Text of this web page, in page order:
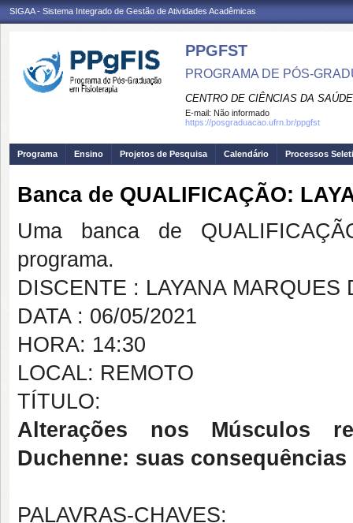
SIGAA - Sistema Integrado de Gestão de Atividades Acadêmicas
PPGFST
PROGRAMA DE PÓS-
CENTRO DE CIÊNCIAS DA SAÚDE
E-mail: Não informado
https://posgraduacao.ufrn.br/ppgfst
Programa Ensino Projetos de Pesquisa Calendário Processos
Banca de QUALIFICAÇÃO:
Uma banca de
programa.
DISCENTE : LAYANA MARQUES
DATA : 06/05/2021
HORA: 14:30
LOCAL: REMOTO
TÍTULO:
Alterações nos Músculos
Duchenne: suas
PALAVRAS-CHAVES: